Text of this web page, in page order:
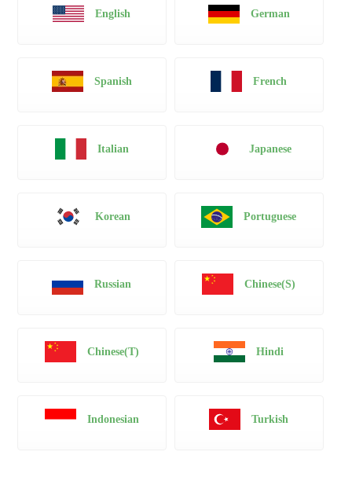
English German
Spanish French
Italian Japanese
Korean Portuguese
Russian Chinese(S)
Chinese(T) Hindi
Indonesian Turkish